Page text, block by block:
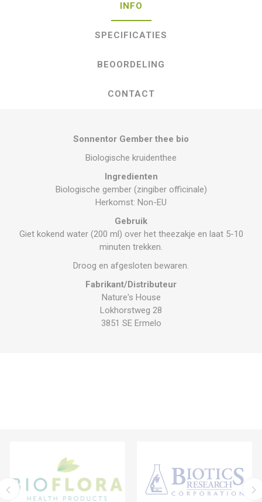
INFO
SPECIFICATIES
BEOORDELING
CONTACT
Sonnentor Gember thee bio
Biologische kruidenthee
Ingredienten
Biologische gember (zingiber officinale)
Herkomst: Non-EU
Gebruik
Giet kokend water (200 ml) over het theezakje en laat 5-10
minuten trekken.
Droog en afgesloten bewaren.
Fabrikant/Distributeur
Nature's House
Lokhorstweg 28
3851 SE Ermelo